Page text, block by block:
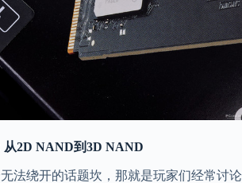
从2D NAND到3D NAND
法绕开的话题坎，那就是玩家们经常讨论